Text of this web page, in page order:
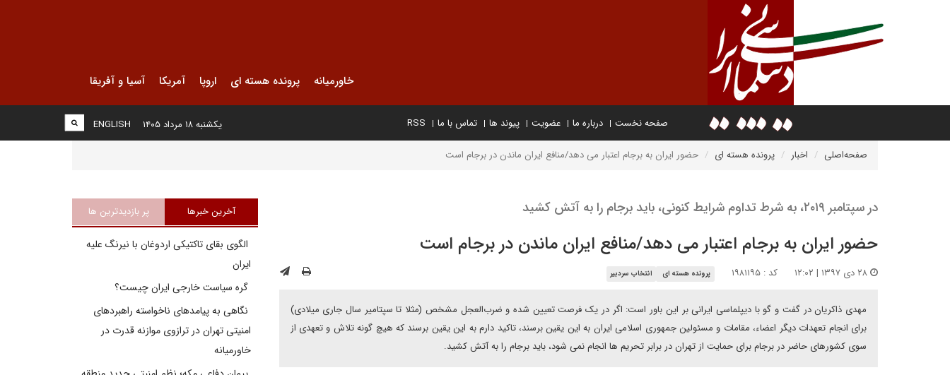
خاورمیانه پرونده هسته ای اروپا آمریکا آسیا و آفریقا
صفحه نخست درباره ما عضویت پیوند ها تماس با ما RSS
ENGLISH یکشنبه ۱۸ مرداد ۱۴۰۵
صفحه‌اصلی اخبار پرونده هسته ای حضور ایران به برجام اعتبار می دهد/منافع ایران ماندن در برجام است
در سپتامبر ۲۰۱۹، به شرط تداوم شرایط کنونی، باید برجام را به آتش کشید
حضور ایران به برجام اعتبار می دهد/منافع ایران ماندن در برجام است
کد : ۱۹۸۱۱۹۵ پرونده هسته ای انتخاب سردبیر
مهدی ذاکریان در گفت و گو با دیپلماسی ایرانی بر این باور است: اگر در یک فرصت تعیین شده و ضرب‌العجل مشخص (مثلا تا سپتامیر سال جاری میلادی)
برای انجام تعهدات دیگر اعضاء، مقامات و مسئولین جمهوری اسلامی ایران به این یقین برسند، تاکید دارم به این یقین برسند که هیچ گونه تلاش و تعهدی از
سوی کشورهای حاضر در برجام برای حمایت از تهران در برابر تحریم ها انجام نمی شود، باید برجام را به آتش کشید.
آخرین خبرها پر بازدیدترین ها
الگوی بقای تاکتیکی اردوغان با نیرنگ علیه
ایران
گره سیاست خارجی ایران چیست؟
نگاهی به پیامدهای ناخواسته راهبردهای
امنیتی تهران در ترازوی موازنه قدرت در
خاورمیانه